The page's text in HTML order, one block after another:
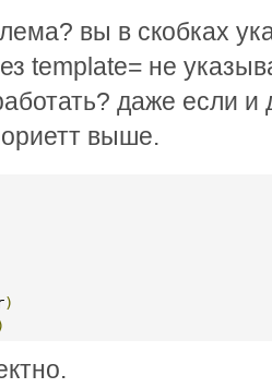
вы в скобках
template= не
даже если и
выше.
)